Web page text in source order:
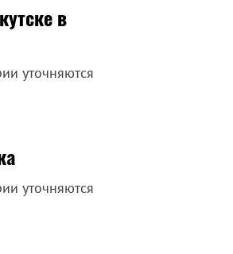
в
уточняются
уточняются